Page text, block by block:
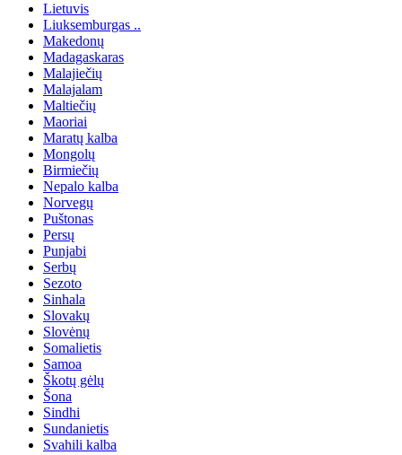
Lietuvis
Liuksemburgas ..
Makedonų
Madagaskaras
Malajiečių
Malajalam
Maltiečių
Maoriai
Maratų kalba
Mongolų
Birmiečių
Nepalo kalba
Norvegų
Puštonas
Persų
Punjabi
Serbų
Sezoto
Sinhala
Slovakų
Slovėnų
Somalietis
Samoa
Škotų gėlų
Šona
Sindhi
Sundanietis
Svahili kalba